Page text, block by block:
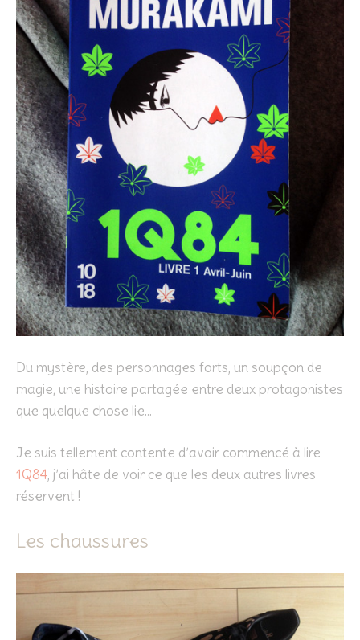
Du mystère, des personnages forts, un soupçon de
magie, une histoire partagée entre deux protagonistes
que quelque chose lie…
Je suis tellement contente d’avoir commencé à lire
1Q84, j’ai hâte de voir ce que les deux autres livres
réservent !
Les chaussures